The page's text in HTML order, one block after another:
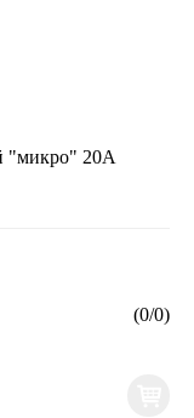
"микро" 20А
(0/0)